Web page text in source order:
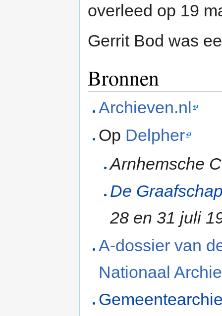
overleed op 19
Gerrit Bod was
Bronnen
Archieven.nl
Op Delpher
Arnhemsche
De
28 en 31 juli
A-dossier van
Nationaal